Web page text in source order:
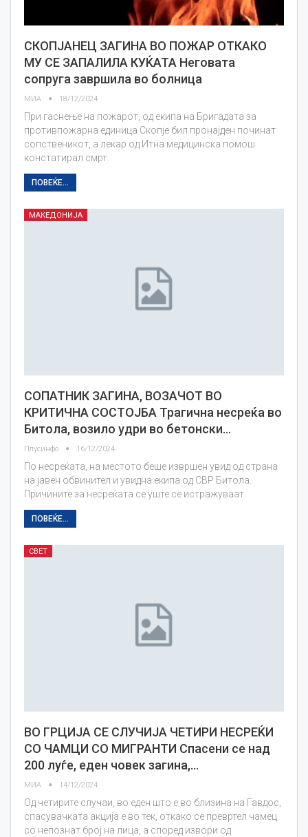
СКОПЈАНЕЦ ЗАГИНА ВО ПОЖАР ОТКАКО
МУ СЕ ЗАПАЛИЛА КУЌАТА Неговата
сопруга завршила во болница
МИА 18/12/2024
При гаснење на пожарот, од екипа на Бригадата за
противпожарна единица Скопје бил пронајден починат
сопственикот, а лекар од Итна медицинска помош
констатирал смрт.
ПОВЕЌЕ...
МАКЕДОНИЈА
СОПАТНИК ЗАГИНА, ВОЗАЧОТ ВО
КРИТИЧНА СОСТОЈБА Трагична несреќа во
Битола, возило удри во бетонски…
Плусинфо 16/12/2024
По несреќата, на местото беше извршен увид од страна
на јавен обвинител и увидна екипа од СВР Битола.
Причините за несреќата се уште се истражуваат.
ПОВЕЌЕ...
СВЕТ
ВО ГРЦИЈА СЕ СЛУЧИЈА ЧЕТИРИ НЕСРЕЌИ
СО ЧАМЦИ СО МИГРАНТИ Спасени се над
200 луѓе, еден човек загина,…
МИА 14/12/2024
Од четирите случаи, во еден што е во близина на Гавдос,
спасувачката акција е во тек, откако се превртел чамец
со непознат број на лица, а според извори од